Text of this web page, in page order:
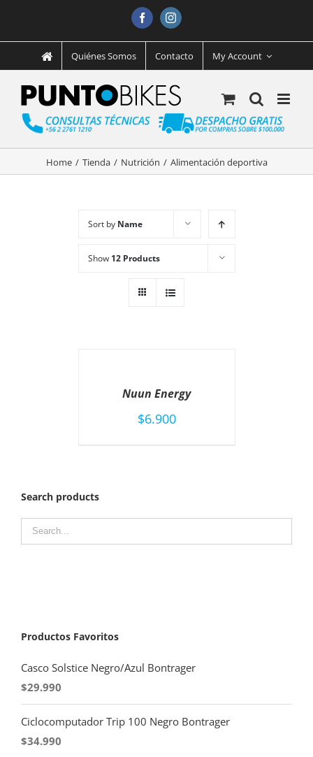
FacebookInstagram
Quiénes Somos Contacto My Account
Home / Tienda / Nutrición / Alimentación deportiva
Sort by Name
Show 12 Products
Nuun Energy
$6.900
Search products
Productos Favoritos
Casco Solstice Negro/Azul Bontrager
$29.990
Ciclocomputador Trip 100 Negro Bontrager
$34.990